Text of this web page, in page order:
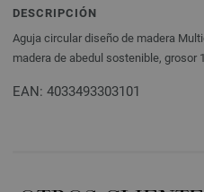
DESCRIPCIÓN
Aguja circular diseño de madera
madera de abedul sostenible, grosor
EAN: 4033493303101